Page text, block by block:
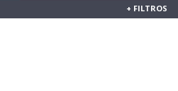
+ FILTROS